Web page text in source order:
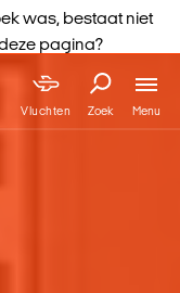
Vluchten Zoek Menu
was, bestaat niet
pagina?